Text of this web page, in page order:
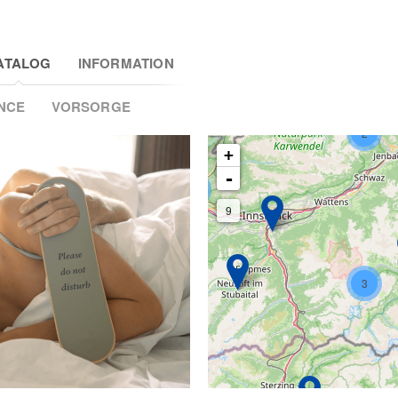
VORSORGE
INFORMATION
3
2
+
-
9